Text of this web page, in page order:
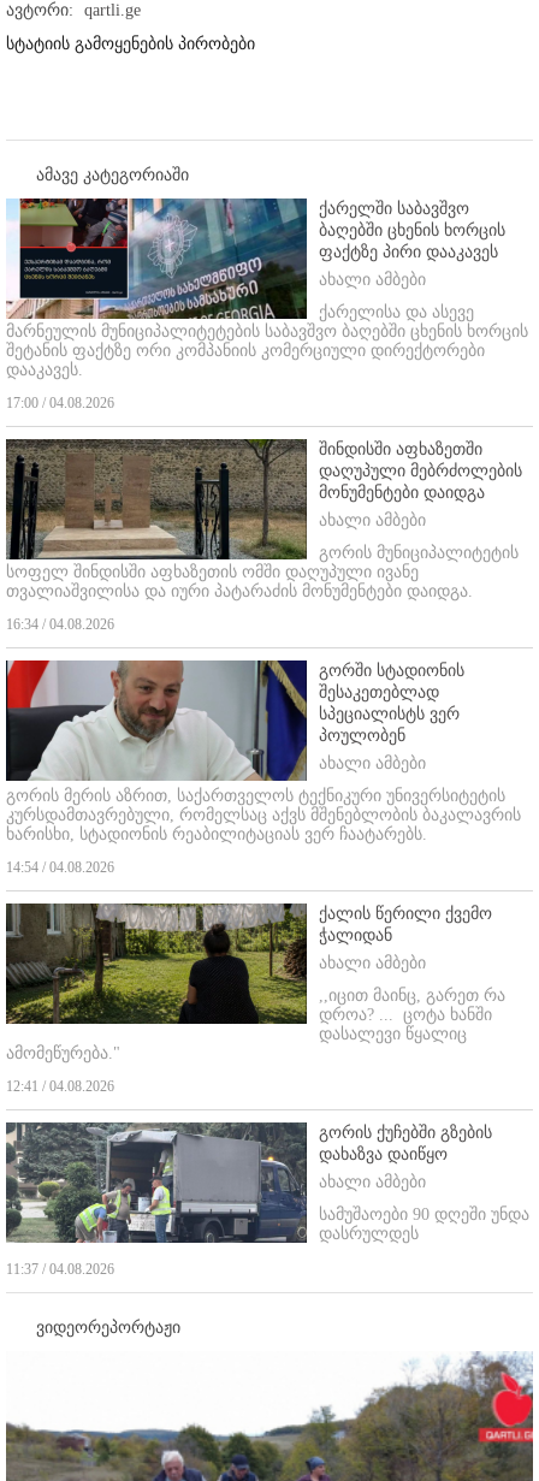
ავტორი:
qartli.ge
სტატიის გამოყენების პირობები
ამავე კატეგორიაში
ქარელში საბავშვო
ბაღებში ცხენის ხორცის
ფაქტზე პირი დააკავეს
ახალი ამბები
ქარელისა და ასევე
მარნეულის მუნიციპალიტეტების საბავშვო ბაღებში ცხენის ხორცის
შეტანის ფაქტზე ორი კომპანიის კომერციული დირექტორები
დააკავეს.
17:00 / 04.08.2026
შინდისში აფხაზეთში
დაღუპული მებრძოლების
მონუმენტები დაიდგა
ახალი ამბები
გორის მუნიციპალიტეტის
სოფელ შინდისში აფხაზეთის ომში დაღუპული ივანე
თვალიაშვილისა და იური პატარაძის მონუმენტები დაიდგა.
16:34 / 04.08.2026
გორში სტადიონის
შესაკეთებლად
სპეციალისტს ვერ
პოულობენ
ახალი ამბები
გორის მერის აზრით, საქართველოს ტექნიკური უნივერსიტეტის
კურსდამთავრებული, რომელსაც აქვს მშენებლობის ბაკალავრის
ხარისხი, სტადიონის რეაბილიტაციას ვერ ჩაატარებს.
14:54 / 04.08.2026
ქალის წერილი ქვემო
ჭალიდან
ახალი ამბები
,,იცით მაინც, გარეთ რა
დროა? ... ცოტა ხანში
დასალევი წყალიც
ამომეწურება."
12:41 / 04.08.2026
გორის ქუჩებში გზების
დახაზვა დაიწყო
ახალი ამბები
სამუშაოები 90 დღეში უნდა
დასრულდეს
11:37 / 04.08.2026
ვიდეორეპორტაჟი